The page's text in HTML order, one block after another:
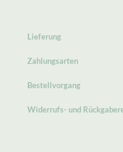
Lieferung
Zahlungsarten
Bestellvorgang
Widerrufs- und